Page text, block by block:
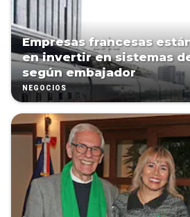
Empresas francesas
en invertir en sistemas
según embajador
NEGOCIOS